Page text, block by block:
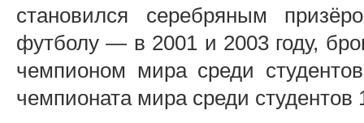
становился серебряным
футболу — в 2001 и 2003 году,
чемпионом мира среди
чемпионата мира среди студентов